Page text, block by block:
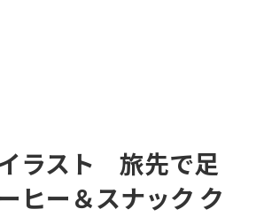
ラスト 旅先で足
ヒー＆スナック ク